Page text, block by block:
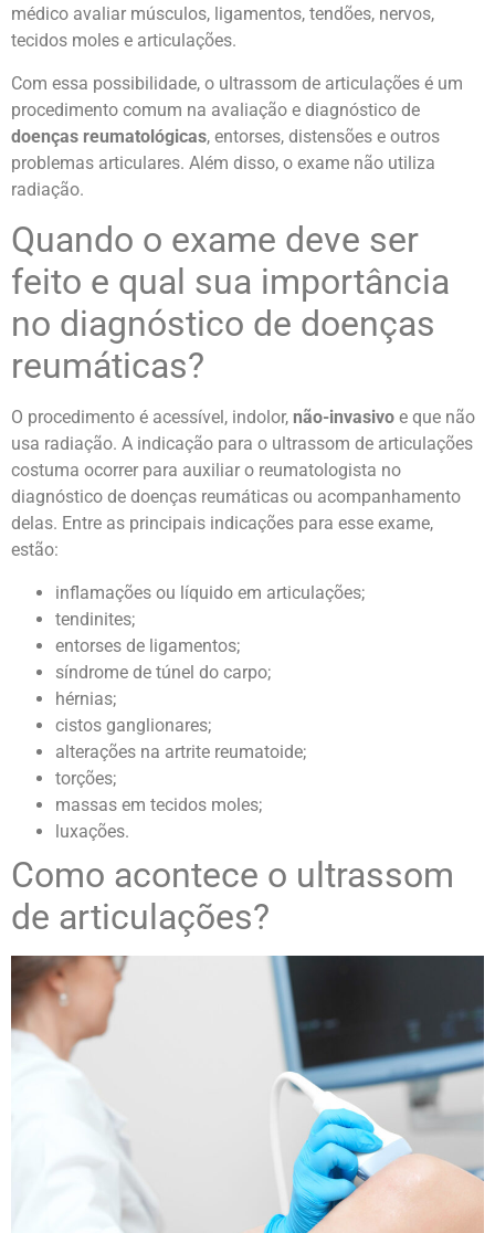
médico avaliar músculos, ligamentos, tendões, nervos,
tecidos moles e articulações.
Com essa possibilidade, o ultrassom de articulações é um
procedimento comum na avaliação e diagnóstico de
doenças reumatológicas, entorses, distensões e outros
problemas articulares. Além disso, o exame não utiliza
radiação.
Quando o exame deve ser
feito e qual sua importância
no diagnóstico de doenças
reumáticas?
O procedimento é acessível, indolor, não-invasivo e que não
usa radiação. A indicação para o ultrassom de articulações
costuma ocorrer para auxiliar o reumatologista no
diagnóstico de doenças reumáticas ou acompanhamento
delas. Entre as principais indicações para esse exame,
estão:
inflamações ou líquido em articulações;
tendinites;
entorses de ligamentos;
síndrome de túnel do carpo;
hérnias;
cistos ganglionares;
alterações na artrite reumatoide;
torções;
massas em tecidos moles;
luxações.
Como acontece o ultrassom
de articulações?